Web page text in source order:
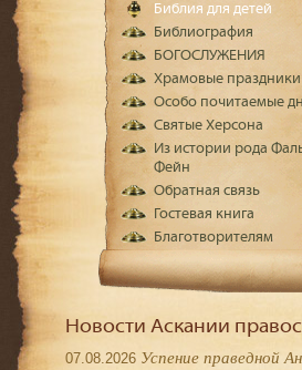
Библия для детей
Библиография
БОГОСЛУЖЕНИЯ
Храмовые праздники
Особо почитаемые
Святые Херсона
Из истории рода
Фейн
Обратная связь
Гостевая книга
Благотворителям
Новости Аскании
07.08.2026 Успение праведной